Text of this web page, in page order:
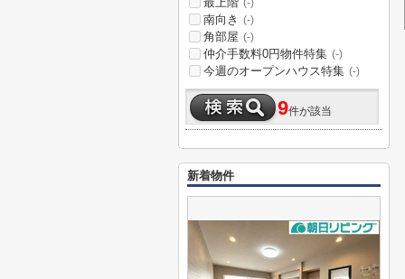
(-)
南向き (-)
角部屋 (-)
仲介手数料0円物件特集 (-)
今週のオープンハウス特集 (-)
9件が該当
新着物件